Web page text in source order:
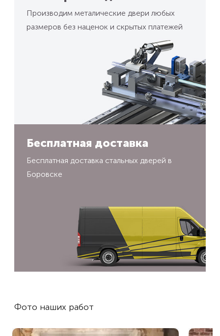
Производим металические двери любых
размеров без наценок и скрытых платежей
Бесплатная доставка
Бесплатная доставка стальных дверей в
Боровске
Фото наших работ